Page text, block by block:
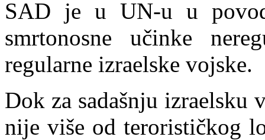
SAD je u UN-u u
smrtonosne učinke
regularne izraelske vojske.
Dok za sadašnju izraelsku
nije više od terorističkog